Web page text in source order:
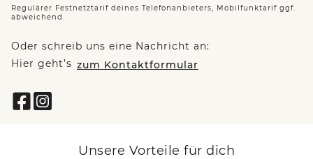
Regulärer Festnetztarif deines Telefonanbieters, Mobilfunktarif ggf.
abweichend.
Oder schreib uns eine Nachricht an:
Hier geht’s zum Kontaktformular
Unsere Vorteile für dich